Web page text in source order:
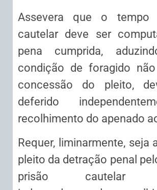
Assevera que o tempo
cautelar deve ser
pena cumprida,
condição de foragido
concessão do pleito,
deferido
recolhimento do apenado
Requer, liminarmente, seja
pleito da detração penal
prisão cautelar